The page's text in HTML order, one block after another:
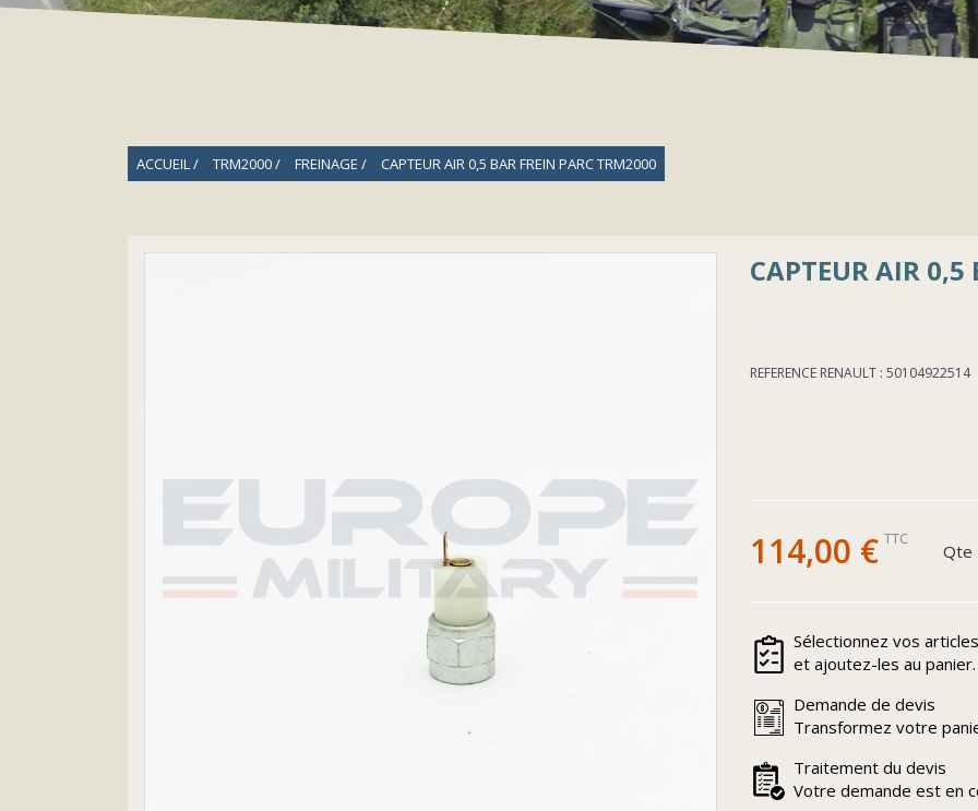
ACCUEIL TRM2000 FREINAGE CAPTEUR AIR 0,5 BAR FREIN PARC TRM2000
CAPTEUR AIR
REFERENCE RENAULT : 50104922514
114,00 € TTC
Qte
Sélectionnez vos articles
et ajoutez-les au panier.
Demande de devis
Transformez votre
Traitement du devis
Votre demande est en